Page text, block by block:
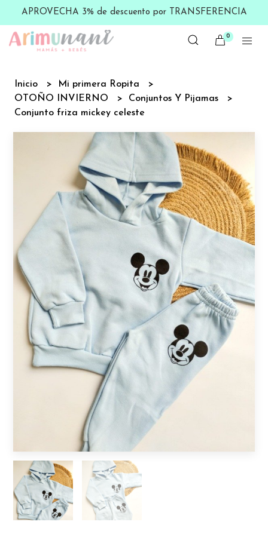
APROVECHA 3% de descuento por TRANSFERENCIA
0
Inicio
Mi primera Ropita
OTOÑO INVIERNO
Conjuntos Y Pijamas
Conjunto friza mickey celeste